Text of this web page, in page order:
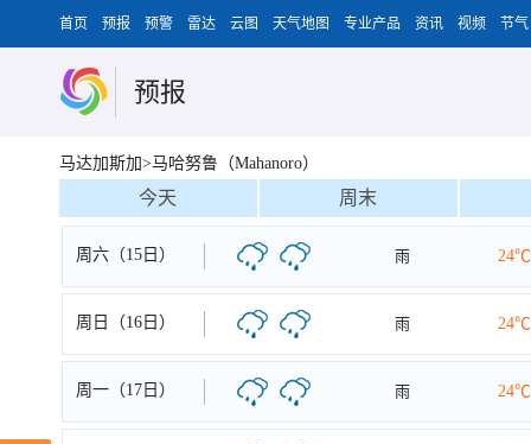
首页 预报 预警 雷达 云图 天气地图 专业产品 资讯 视频 节气
预报
马达加斯加>马哈努鲁（Mahanoro）
今天 周末
周六（15日） 雨 24℃
周日（16日） 雨 24℃
周一（17日） 雨 24℃